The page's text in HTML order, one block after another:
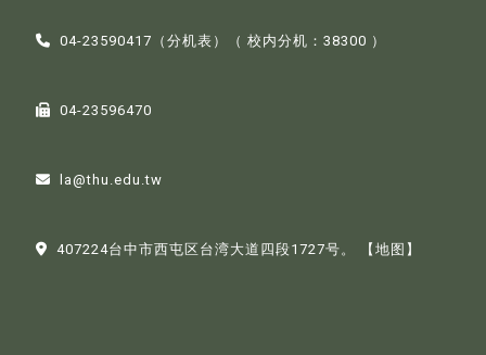
04-23590417（分机表 ）（ 校内分机：38300 ）
04-23596470
la@thu.edu.tw
407224台中市西屯区台湾大道四段1727号。 【地图】